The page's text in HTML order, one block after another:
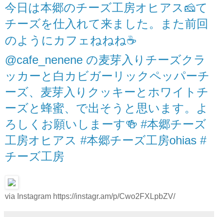
今日は本郷のチーズ工房オヒアス🧀て
チーズを仕入れて来ました。また前回
のようにカフェねねね☕️
@cafe_nenene の麦芽入りチーズクラ
ッカーと白カビガーリックペッパーチ
ーズ、麦芽入りクッキーとホワイトチ
ーズと蜂蜜、で出そうと思います。よ
ろしくお願いしまーす🍻 #本郷チーズ
工房オヒアス #本郷チーズ工房ohias #
チーズ工房
via Instagram https://instagr.am/p/Cwo2FXLpbZV/